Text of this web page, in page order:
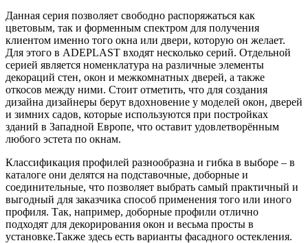
Данная серия позволяет свободно распоряжаться как
цветовым, так и форменным спектром для получения
клиентом именно того окна или двери, которую он желает.
Для этого в ADEPLAST входят несколько серий. Отдельной
серией является номенклатура на различные элементы
декораций стен, окон и межкомнатных дверей, а также
откосов между ними. Стоит отметить, что для создания
дизайна дизайнеры берут вдохновение у моделей окон, дверей
и зимних садов, которые используются при постройках
зданий в Западной Европе, что оставит удовлетворённым
любого эстета по окнам.
Классификация профилей разнообразна и гибка в выборе – в
каталоге они делятся на подставочные, доборные и
соединительные, что позволяет выбрать самый практичный и
выгодный для заказчика способ применения того или иного
профиля. Так, например, доборные профили отлично
подходят для декорирования окон и весьма просты в
установке.Также здесь есть варианты фасадного остекления.